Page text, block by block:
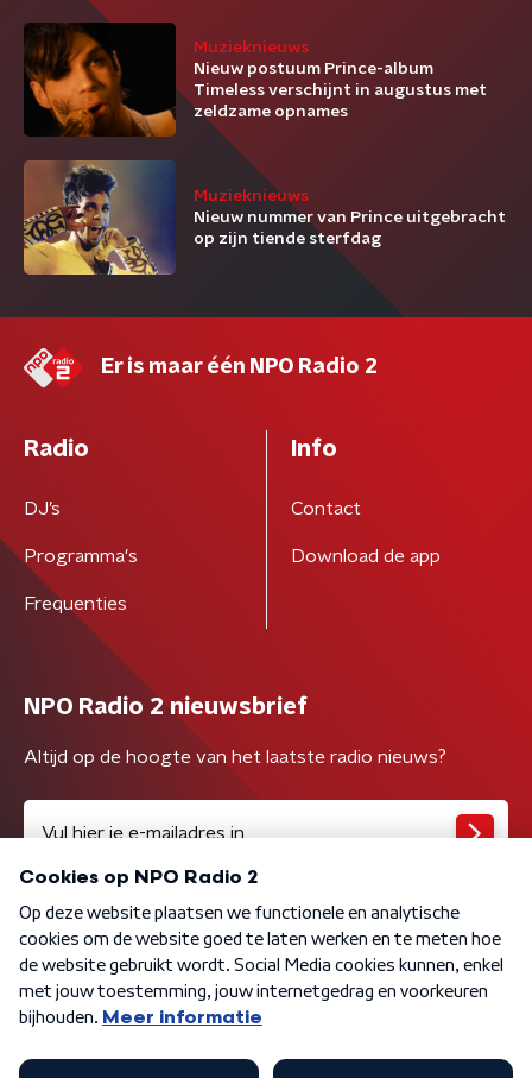
Muzieknieuws
Nieuw postuum Prince-album
Timeless verschijnt in augustus met
zeldzame opnames
Muzieknieuws
Nieuw nummer van Prince uitgebracht
op zijn tiende sterfdag
Er is maar één NPO Radio 2
Radio
DJ’s
Programma's
Frequenties
Info
Contact
Download de app
NPO Radio 2 nieuwsbrief
Altijd op de hoogte van het laatste radio nieuws?
Algemene voorwaarden